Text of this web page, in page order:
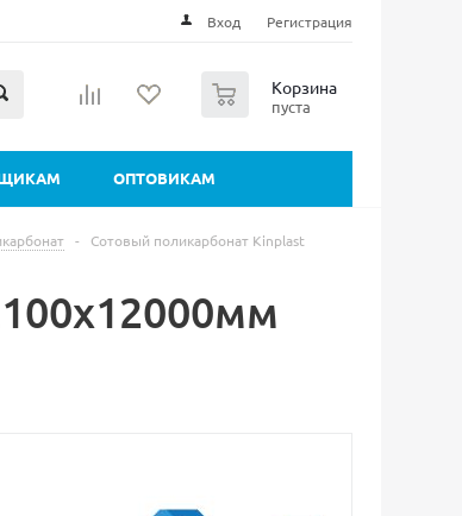
Вход Регистрация
Корзина
пуста
ОПТОВИКАМ
-
Сотовый поликарбонат Kinplast